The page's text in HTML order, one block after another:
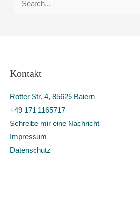
c
n
a
c
h
:
Kontakt
Rotter Str. 4, 85625 Baiern
+49 171 1165717
Schreibe mir eine Nachricht
Impressum
Datenschutz